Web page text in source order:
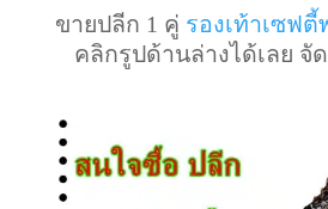
ขายปลีก 1 คู่ รองเท้าเซฟตี้
คลิกรูปด้านล่างได้เลย จั